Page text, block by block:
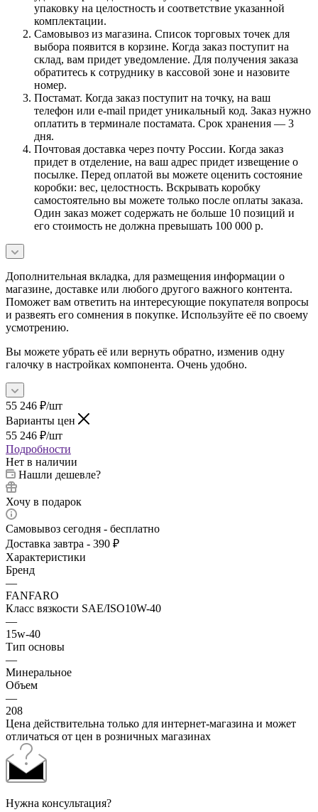
упаковку на целостность и соответствие указанной
комплектации.
Самовывоз из магазина. Список торговых точек для
выбора появится в корзине. Когда заказ поступит на
склад, вам придет уведомление. Для получения заказа
обратитесь к сотруднику в кассовой зоне и назовите
номер.
Постамат. Когда заказ поступит на точку, на ваш
телефон или e-mail придет уникальный код. Заказ нужно
оплатить в терминале постамата. Срок хранения — 3
дня.
Почтовая доставка через почту России. Когда заказ
придет в отделение, на ваш адрес придет извещение о
посылке. Перед оплатой вы можете оценить состояние
коробки: вес, целостность. Вскрывать коробку
самостоятельно вы можете только после оплаты заказа.
Один заказ может содержать не больше 10 позиций и
его стоимость не должна превышать 100 000 р.
Дополнительная вкладка, для размещения информации о
магазине, доставке или любого другого важного контента.
Поможет вам ответить на интересующие покупателя вопросы
и развеять его сомнения в покупке. Используйте её по своему
усмотрению.
Вы можете убрать её или вернуть обратно, изменив одну
галочку в настройках компонента. Очень удобно.
55 246 ₽/шт
Варианты цен
55 246 ₽/шт
Подробности
Нет в наличии
Нашли дешевле?
Хочу в подарок
Самовывоз сегодня - бесплатно
Доставка завтра - 390 ₽
Характеристики
Бренд
—
FANFARO
Класс вязкости SAE/ISO10W-40
—
15w-40
Тип основы
—
Минеральное
Объем
—
208
Цена действительна только для интернет-магазина и может
отличаться от цен в розничных магазинах
Нужна консультация?